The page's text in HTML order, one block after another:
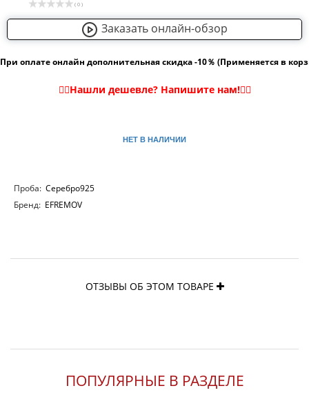
( 0 )
Заказать онлайн-обзор
При оплате онлайн дополнительная скидка -10％ (Применяется в
НЕТ В НАЛИЧИИ
Проба: Серебро925
Бренд: EFREMOV
ОТЗЫВЫ ОБ ЭТОМ ТОВАРЕ
ПОПУЛЯРНЫЕ В РАЗДЕЛЕ